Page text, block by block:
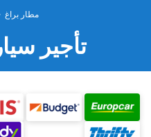
مطار براغ
تأجير